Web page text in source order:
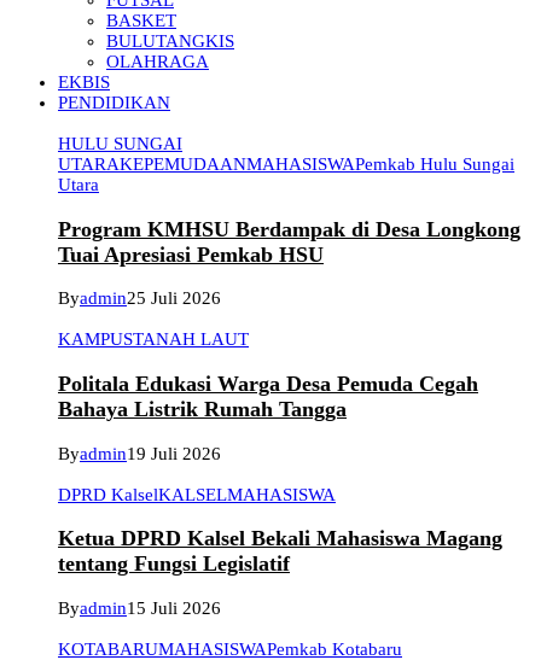
BASKET
BULUTANGKIS
OLAHRAGA
EKBIS
PENDIDIKAN
HULU SUNGAI
UTARAKEPEMUDAANMAHASISWAPemkab Hulu Sungai
Utara
Program KMHSU Berdampak di Desa Longkong
Tuai Apresiasi Pemkab HSU
Byadmin25 Juli 2026
KAMPUSTANAH LAUT
Politala Edukasi Warga Desa Pemuda Cegah
Bahaya Listrik Rumah Tangga
Byadmin19 Juli 2026
DPRD KalselKALSELMAHASISWA
Ketua DPRD Kalsel Bekali Mahasiswa Magang
tentang Fungsi Legislatif
Byadmin15 Juli 2026
KOTABARUMAHASISWAPemkab Kotabaru